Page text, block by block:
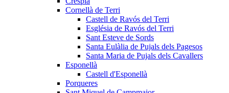
Cornellà de Terri
Castell de Ravós del Terri
Església de Ravós del Terri
Sant Esteve de Sords
Santa Eulàlia de Pujals dels Pagesos
Santa Maria de Pujals dels Cavallers
Esponellà
Castell d'Esponellà
Porqueres